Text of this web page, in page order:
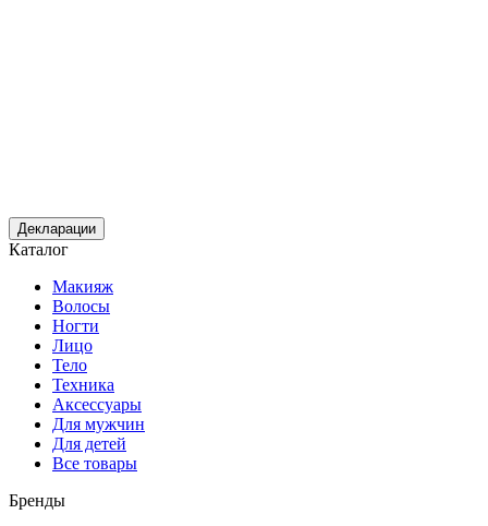
Декларации
Каталог
Макияж
Волосы
Ногти
Лицо
Тело
Техника
Аксессуары
Для мужчин
Для детей
Все товары
Бренды